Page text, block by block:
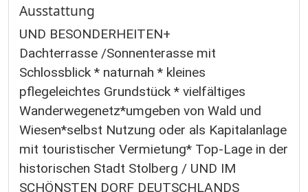
Ausstattung
UND BESONDERHEITEN+
Dachterrasse /Sonnenterasse mit
Schlossblick * naturnah * kleines
pflegeleichtes Grundstück * vielfältiges
Wanderwegenetz*umgeben von Wald und
Wiesen*selbst Nutzung oder als Kapitalanlage
mit touristischer Vermietung* Top-Lage in der
historischen Stadt Stolberg / UND IM
SCHÖNSTEN DORF DEUTSCHLANDS